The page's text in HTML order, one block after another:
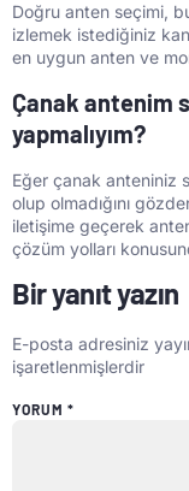
Doğru anten seçimi,
izlemek istediğiniz
en uygun anten ve
Çanak antenim
yapmalıyım?
Eğer çanak anteniniz
olup olmadığını
iletişime geçerek
çözüm yolları
Bir yanıt yazın
E-posta adresiniz
işaretlenmişlerdir
YORUM *